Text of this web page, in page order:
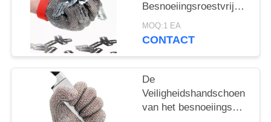
Besnoeiingsroestvrije
staal Gloves
Draadmetaal Mesh Cut
MOQ:1 EA
CONTACT
De
Veiligheidshandschoen
van het besnoeiings